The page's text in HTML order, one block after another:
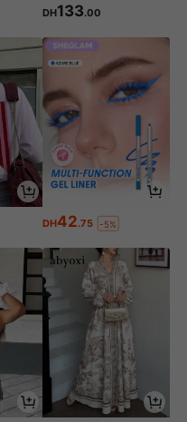
DH133.00
DH42.75 -5%